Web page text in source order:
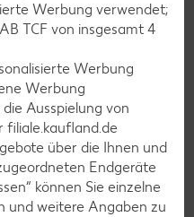
Filiale gehen
Kinder
Werbung verwendet;
TCF von insgesamt 4
Werbung
Werbung
Ausspielung von
über die Ihnen und
Endgeräte
können Sie einzelne
und weitere Angaben zu